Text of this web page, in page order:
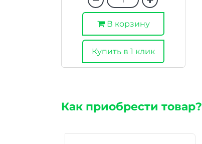
В корзину
Купить в 1 клик
Как приобрести товар?